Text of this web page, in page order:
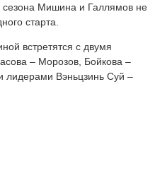
сезона Мишина и Галлямов не
старта.
встретятся с двумя
– Морозов, Бойкова –
лидерами Вэньцзинь Суй –